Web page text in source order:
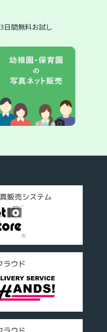
3日間無料お試し